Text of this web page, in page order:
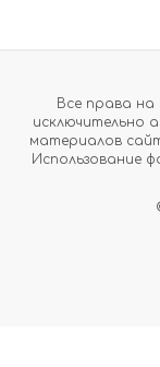
Все права
исключительно
материалов
Использование